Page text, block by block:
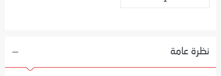
نظرة عامة